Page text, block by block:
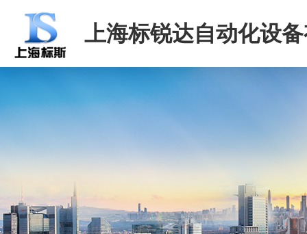
上海标锐达自动化设
司